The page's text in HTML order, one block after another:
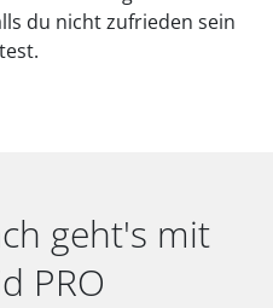
du nicht zufrieden sein
geht's mit
PRO